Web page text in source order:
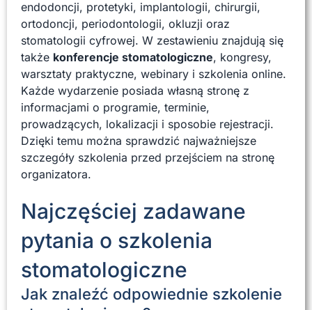
endodoncji, protetyki, implantologii, chirurgii,
ortodoncji, periodontologii, okluzji oraz
stomatologii cyfrowej. W zestawieniu znajdują się
także konferencje stomatologiczne, kongresy,
warsztaty praktyczne, webinary i szkolenia online.
Każde wydarzenie posiada własną stronę z
informacjami o programie, terminie,
prowadzących, lokalizacji i sposobie rejestracji.
Dzięki temu można sprawdzić najważniejsze
szczegóły szkolenia przed przejściem na stronę
organizatora.
Najczęściej zadawane
pytania o szkolenia
stomatologiczne
Jak znaleźć odpowiednie szkolenie